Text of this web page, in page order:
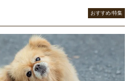
おすすめ/特集